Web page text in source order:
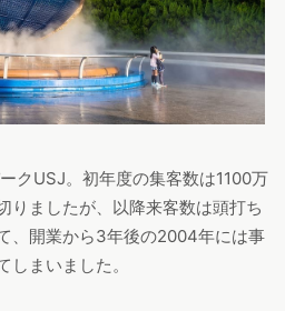
クUSJ。初年度の集客数は1100万
りましたが、以降来客数は頭打ち
、開業から3年後の2004年には事
まいました。